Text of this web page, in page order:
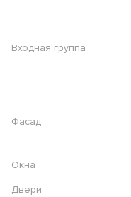
Входная группа
Фасад
Окна
Двери